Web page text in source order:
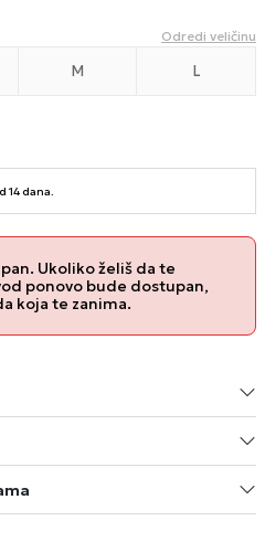
Odredi veličinu
M L
14 dana.
Ukoliko želiš da te
ponovo bude dostupan,
koja te zanima.